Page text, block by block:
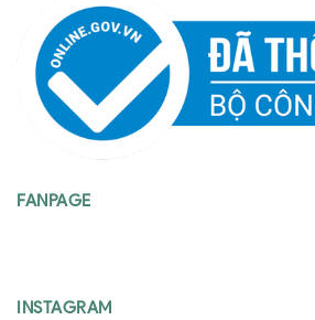
FANPAGE
INSTAGRAM